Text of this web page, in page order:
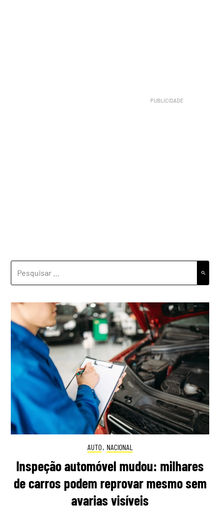
POR:
AUTO, NACIONAL
Inspeção automóvel mudou: milhares
de carros podem reprovar mesmo sem
avarias visíveis